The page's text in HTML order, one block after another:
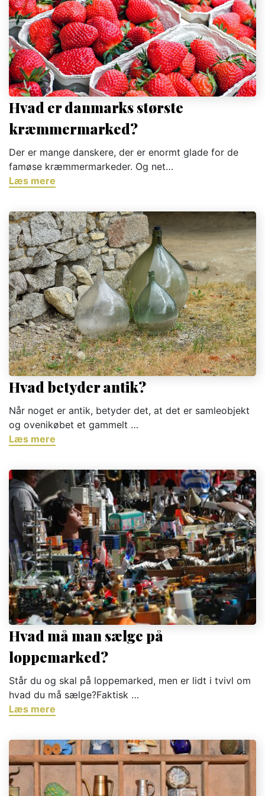
Hvad er danmarks største
kræmmermarked?
Der er mange danskere, der er enormt glade for de
famøse kræmmermarkeder. Og net…
Læs mere
Hvad betyder antik?
Når noget er antik, betyder det, at det er samleobjekt
og ovenikøbet et gammelt …
Læs mere
Hvad må man sælge på
loppemarked?
Står du og skal på loppemarked, men er lidt i tvivl om
hvad du må sælge?Faktisk …
Læs mere